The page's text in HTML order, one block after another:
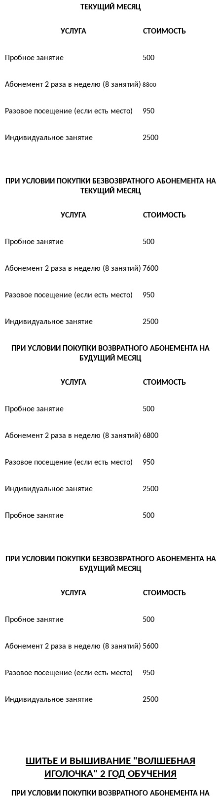
ТЕКУЩИЙ МЕСЯЦ
УСЛУГА СТОИМОСТЬ
Пробное занятие 500
Абонемент 2 раза в неделю (8 занятий) 8800
Разовое посещение (если есть место) 950
Индивидуальное занятие 2500
ПРИ УСЛОВИИ ПОКУПКИ БЕЗВОЗВРАТНОГО АБОНЕМЕНТА НА
ТЕКУЩИЙ МЕСЯЦ
УСЛУГА СТОИМОСТЬ
Пробное занятие 500
Абонемент 2 раза в неделю (8 занятий) 7600
Разовое посещение (если есть место) 950
Индивидуальное занятие 2500
ПРИ УСЛОВИИ ПОКУПКИ ВОЗВРАТНОГО АБОНЕМЕНТА НА
БУДУЩИЙ МЕСЯЦ
УСЛУГА СТОИМОСТЬ
Пробное занятие 500
Абонемент 2 раза в неделю (8 занятий) 6800
Разовое посещение (если есть место) 950
Индивидуальное занятие 2500
Пробное занятие 500
ПРИ УСЛОВИИ ПОКУПКИ БЕЗВОЗВРАТНОГО АБОНЕМЕНТА НА
БУДУЩИЙ МЕСЯЦ
УСЛУГА СТОИМОСТЬ
Пробное занятие 500
Абонемент 2 раза в неделю (8 занятий) 5600
Разовое посещение (если есть место) 950
Индивидуальное занятие 2500
ШИТЬЕ И ВЫШИВАНИЕ "ВОЛШЕБНАЯ
ИГОЛОЧКА" 2 ГОД ОБУЧЕНИЯ
ПРИ УСЛОВИИ ПОКУПКИ ВОЗВРАТНОГО АБОНЕМЕНТА НА